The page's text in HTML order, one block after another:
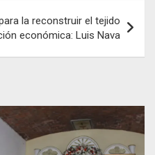
la reconstruir el tejido
económica: Luis Nava